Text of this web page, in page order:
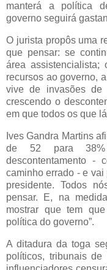
manterá a política
governo seguirá
O jurista propôs uma
que pensar: se
área
recursos ao governo,
vive de invasões de
crescendo o
em que todos os que
Ives Gandra Martins
de 52 para
descontentamento -
caminho errado - e
presidente. Todos
pensar. E, na
mostrar que tem
política do governo”.
A ditadura da toga
políticos, tribunais